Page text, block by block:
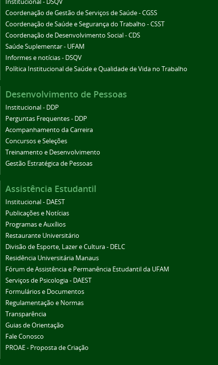
Institucional - DSQV
Coordenação de Gestão de Serviços de Saúde - CGSS
Coordenação de Saúde e Segurança do Trabalho - CSST
Coordenação de Desenvolvimento Social - CDS
Saúde Suplementar - UFAM
Informes e notícias - DSQV
Política Institucional de Saúde e Qualidade de Vida no Trabalho
Desenvolvimento de Pessoas
Institucional - DDP
Perguntas Frequentes - DDP
Acompanhamento da Carreira
Concursos e Seleções
Treinamento e Desenvolvimento
Gestão Estratégica de Pessoas
Assistência Estudantil
Institucional - DAEST
Publicações e Notícias
Programas e Auxílios
Restaurante Universitário
Divisão de Esporte, Lazer e Cultura - DELC
Residência Universitária Manaus
Fórum de Assistência e Permanência Estudantil da UFAM
Serviços de Psicologia - DAEST
Formulários e Documentos
Regulamentação e Normas
Transparência
Guias de Orientação
Fale Conosco
PROAE - Proposta de Criação